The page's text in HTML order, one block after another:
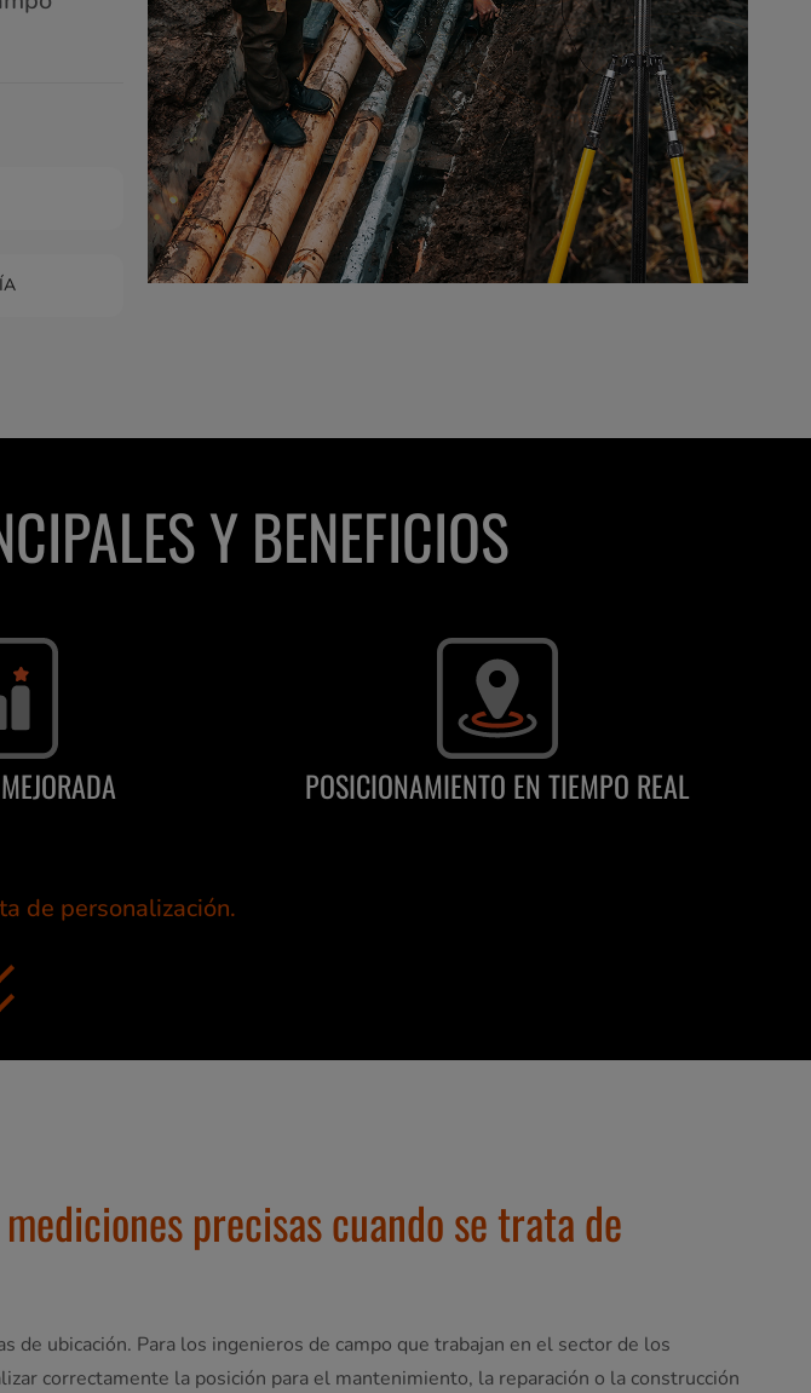
Y BENEFICIOS
POSICIONAMIENTO EN TIEMPO REAL
de personalización.
precisas cuando se trata de
de ubicación. Para los ingenieros de campo que trabajan en el sector de los
correctamente la posición para el mantenimiento, la reparación o la construcción